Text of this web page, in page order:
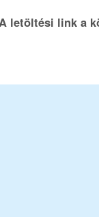
letöltési link a